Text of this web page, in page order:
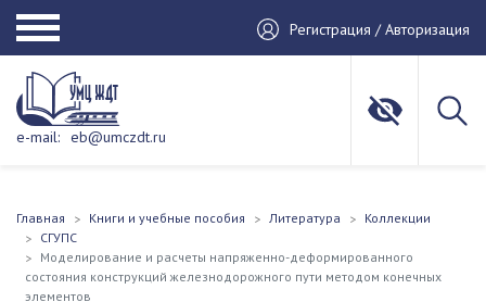
Регистрация / Авторизация
e-mail: eb@umczdt.ru
Главная Книги и учебные пособия Литература
Коллекции
СГУПС
Моделирование и расчеты напряженно-деформированного
состояния конструкций железнодорожного пути методом конечных
элементов